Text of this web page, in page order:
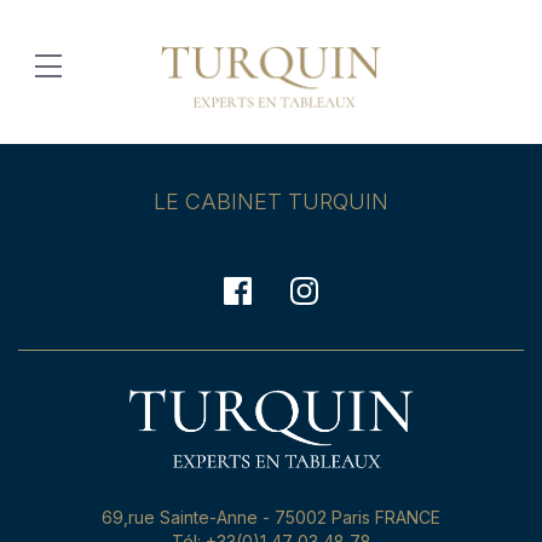
LE CABINET TURQUIN
69,rue Sainte-Anne - 75002 Paris FRANCE